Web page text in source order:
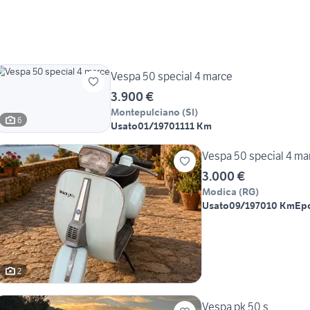
6
Vespa 50 special 4 marce
3.900 €
Montepulciano (SI)
Usato01/19701111 Km
2
Vespa 50 special 4
3.000 €
Modica (RG)
Usato09/197010 Km
Vespa pk 50 s